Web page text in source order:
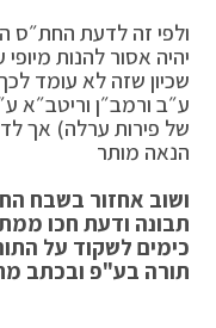
ולפי זה לדעת החת״ס
יהיה אסור להנות
שכיון שזה לא עומד
ע״ב ורמב״ן וריטב״א
של פירות ערלה) אך
הנאה מותר
ושוב אחזור בשבח
תבונה ודעת חכו
כימים לשקוד על
תורה בע"פ ובכתב